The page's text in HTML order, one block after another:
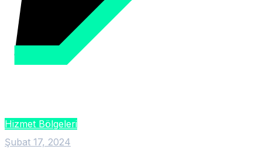
Hizmet Bölgeleri
Şubat 17, 2024